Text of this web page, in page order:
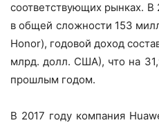
соответствующих рынках. В
в общей сложности 153
Honor), годовой доход
млрд. долл. США), что на
прошлым годом.
В 2017 году компания